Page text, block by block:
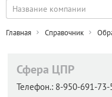
Главная Справочник
Сфера ЦПР
Телефон.: 8-950-691-73-